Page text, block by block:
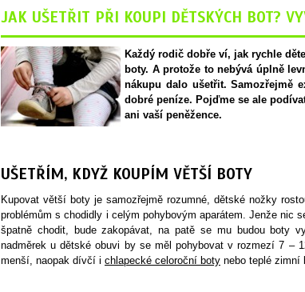
JAK UŠETŘIT PŘI KOUPI DĚTSKÝCH BOT?
Každý rodič dobře ví, jak rychle
boty. A protože to nebývá úplně
nákupu dalo ušetřit. Samozřejmě
dobré peníze. Pojďme se ale
ani vaší peněžence.
UŠETŘÍM, KDYŽ KOUPÍM VĚTŠÍ BOTY
Kupovat větší boty je samozřejmě rozumné, dětské nožky
problémům s chodidly i celým pohybovým aparátem. Jenže nic
špatně chodit, bude zakopávat, na patě se mu budou boty
nadměrek u dětské obuvi by se měl pohybovat v rozmezí 7 –
menší, naopak dívčí i chlapecké celoroční boty nebo teplé zimní